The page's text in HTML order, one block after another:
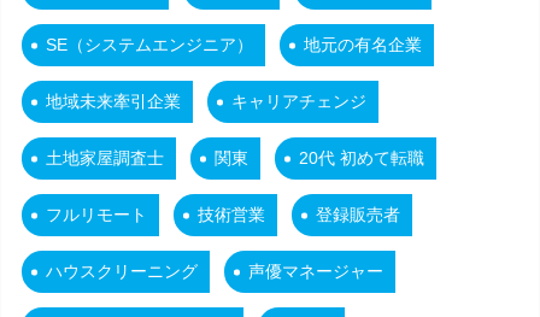
SE（システムエンジニア） 地元の有名企業
地域未来牽引企業 キャリアチェンジ
土地家屋調査士 関東 20代 初めて転職
フルリモート 技術営業 登録販売者
ハウスクリーニング 声優マネージャー